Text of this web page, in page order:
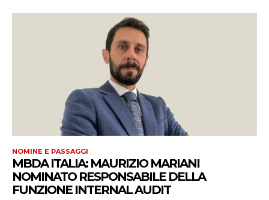
NOMINE E PASSAGGI
MBDA ITALIA: MAURIZIO MARIANI
NOMINATO RESPONSABILE DELLA
FUNZIONE INTERNAL AUDIT